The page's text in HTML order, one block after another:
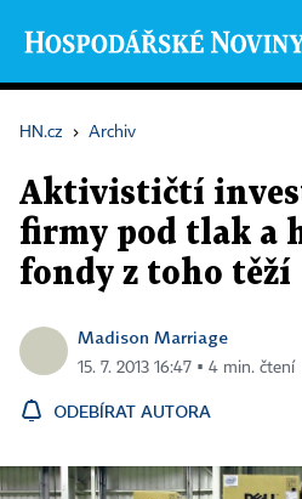
HN.cz › Archiv
Aktivističtí
firmy pod tlak a
fondy z toho těží
Madison Marriage
15. 7. 2013 16:47 ▪ 4 min. čtení
ODEBÍRAT AUTORA